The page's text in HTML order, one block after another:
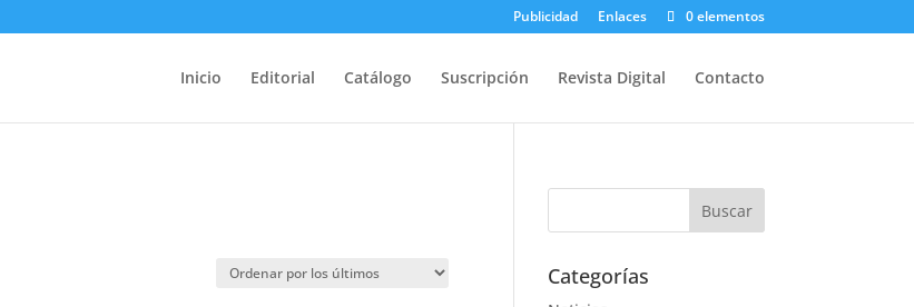
Publicidad Enlaces 0 elementos
Inicio Editorial Catálogo Suscripción Revista Digital Contacto
Categorías